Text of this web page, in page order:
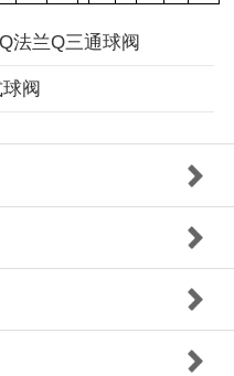
法兰Q三通球阀
阀